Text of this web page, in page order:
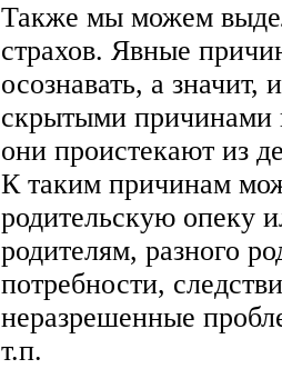
Также мы можем
страхов. Явные
осознавать, а
скрытыми причинами
они проистекают из
К таким причинам
родительскую опеку
родителям, разного
потребности,
неразрешенные
т.п.